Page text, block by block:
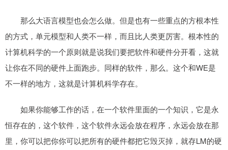
那么大语言模型也会怎么做。但是也有一些重点的方根本性
的方式，单元模型和人类不一样，而且比人类更厉害。根本性的
计算机科学的一个原则就是说我们要把软件和硬件分开看，这就
让你在不同的硬件上面跑步。同样的软件，那么。这个和WE是
不一样的地方，这就是计算机科学存在。
如果你能够工作的话，在一个软件里面的一个知识，它是永
恒存在的，这个软件，这个软件永远会放在程序，永远会放在那
里，你可以把你你可以把所有的硬件都把它毁灭掉，就存LM的硬